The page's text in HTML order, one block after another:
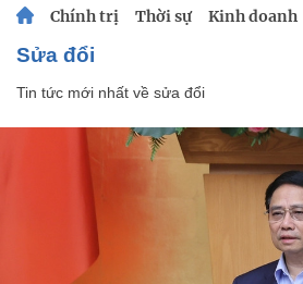
Chính trị Thời sự Kinh doanh
sửa đổi
Tin tức mới nhất về sửa đổi